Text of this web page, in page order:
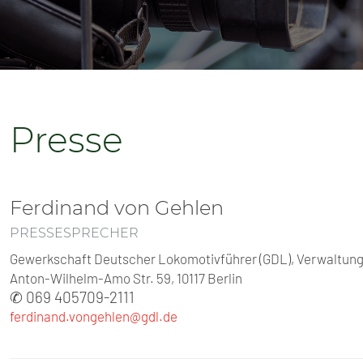
TARIF
MITGLIEDSCHAFT
Presse
Ferdinand von Gehlen
PRESSESPRECHER
Gewerkschaft Deutscher Lokomotivführer (GDL),
Anton-Wilhelm-Amo Str. 59, 10117 Berlin
✆ 069 405709-2111
ferdinand.vongehlen@gdl.de